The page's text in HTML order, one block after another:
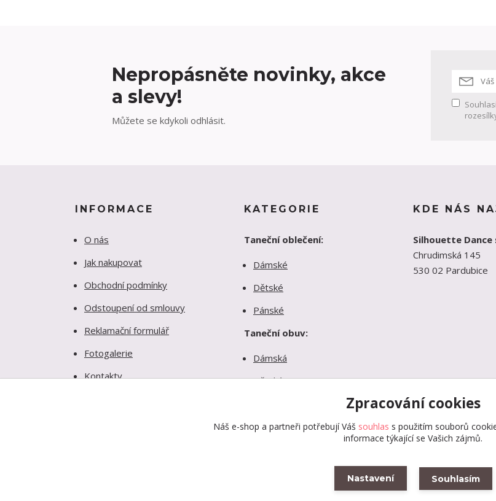
Nepropásněte novinky, akce
a slevy!
Můžete se kdykoli odhlásit.
INFORMACE
O nás
Jak nakupovat
Obchodní podmínky
Odstoupení od smlouvy
Reklamační formulář
Fotogalerie
Kontakty
KATEGORIE
Taneční oblečení:
Dámské
Dětské
Pánské
Taneční obuv:
Dámská
Dětská
KDE NÁS
Silhouette Dance
Chrudimská 145
530 02 Pardubice
Vytvořeno na
Zpracování cookies
Náš e-shop a partneři potřebují Váš souhlas s použitím souborů
informace týkající se Vašich zájmů.
Nastavení Souhlasím